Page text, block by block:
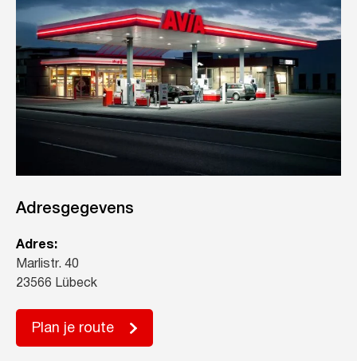
Adresgegevens
Adres:
Marlistr. 40
23566 Lübeck
Plan je route